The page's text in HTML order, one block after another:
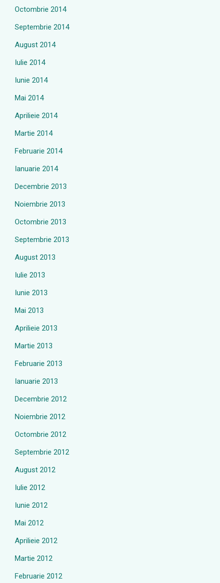
Octombrie 2014
Septembrie 2014
August 2014
Iulie 2014
Iunie 2014
Mai 2014
Aprilieie 2014
Martie 2014
Februarie 2014
Ianuarie 2014
Decembrie 2013
Noiembrie 2013
Octombrie 2013
Septembrie 2013
August 2013
Iulie 2013
Iunie 2013
Mai 2013
Aprilieie 2013
Martie 2013
Februarie 2013
Ianuarie 2013
Decembrie 2012
Noiembrie 2012
Octombrie 2012
Septembrie 2012
August 2012
Iulie 2012
Iunie 2012
Mai 2012
Aprilieie 2012
Martie 2012
Februarie 2012